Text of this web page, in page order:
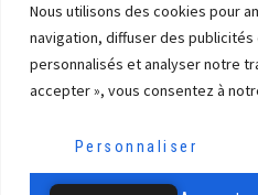
Nous utilisons des cookies pour
navigation, diffuser des publicités
personnalisés et analyser notre
accepter », vous consentez à
Personnaliser
Nos